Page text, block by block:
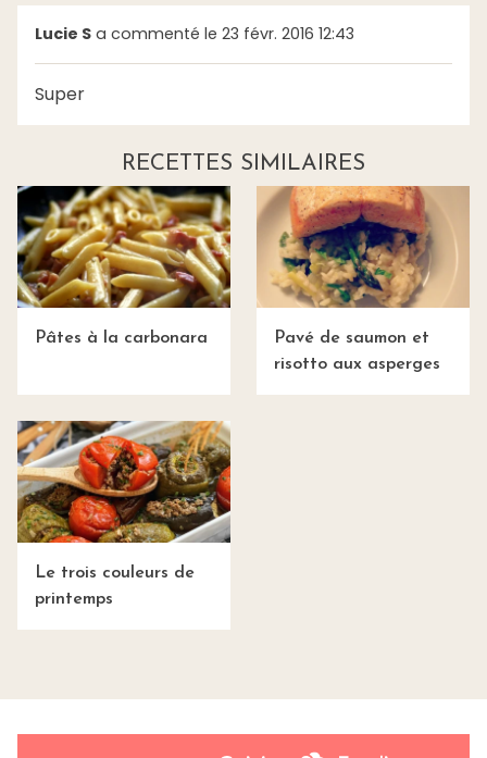
Lucie S a commenté le 23 févr. 2016 12:43
Super
RECETTES SIMILAIRES
Pâtes à la carbonara
Pavé de saumon et
risotto aux asperges
Le trois couleurs de
printemps